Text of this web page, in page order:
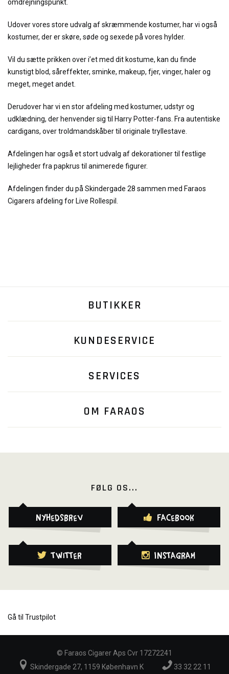
omdrejningspunkt.
Udover vores store udvalg af skræmmende kostumer, har vi også
kostumer, der er skøre, søde og sexede på vores hylder.
Vil du sætte prikken over i’et med dit kostume, kan du finde
kunstigt blod, såreffekter, sminke, makeup, fjer, vinger, haler og
meget, meget andet.
Derudover har vi en stor afdeling med kostumer, udstyr og
udklædning, der henvender sig til Harry Potter-fans. Fra autentiske
cardigans, over troldmandskåber til originale tryllestave.
Afdelingen har også et stort udvalg af dekorationer til festlige
lejligheder fra papkrus til animerede figurer.
Afdelingen finder du på Skindergade 28 sammen med Faraos
Cigarers afdeling for Live Rollespil.
BUTIKKER
KUNDESERVICE
SERVICES
OM FARAOS
FØLG OS...
Nyhedsbrev Facebook
Twitter Instagram
Gå til Trustpilot
© Faraos Cigarer Aps Cvr 17272241
Skindergade 27, 1159 København K
33 32 22 11